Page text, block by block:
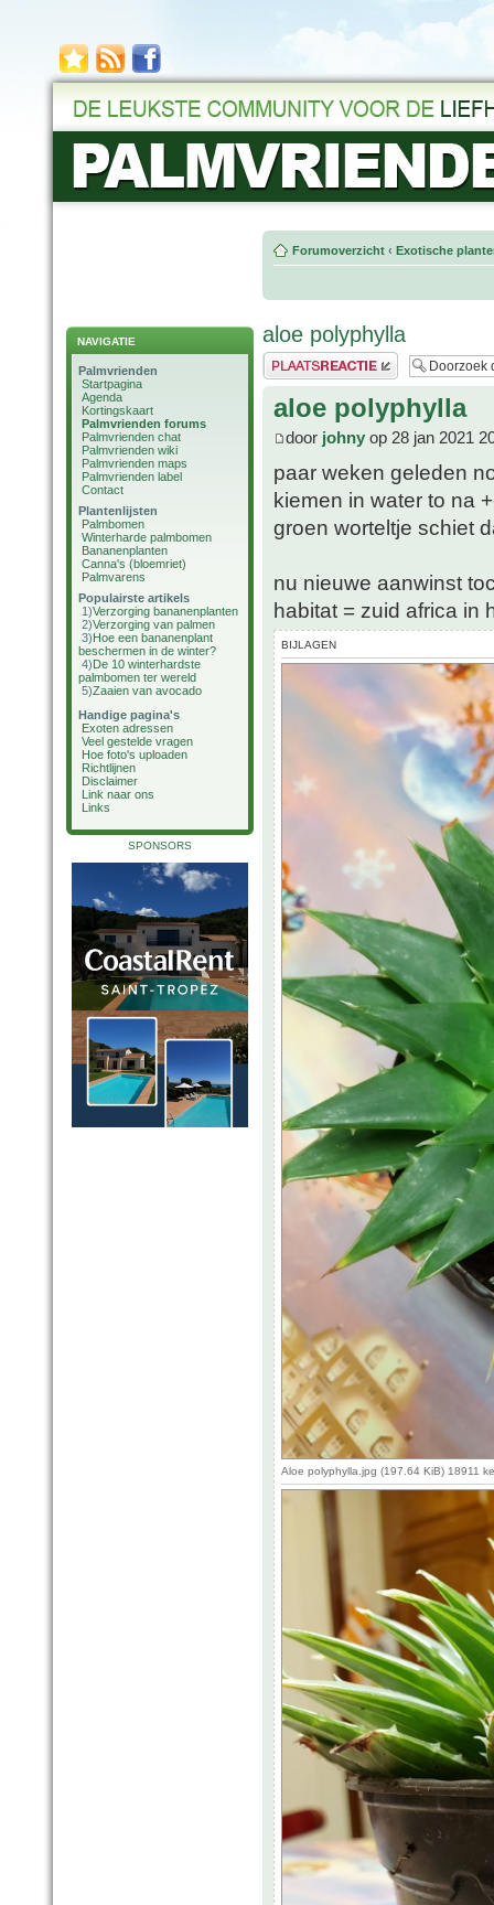
NAVIGATIE
Palmvrienden
Startpagina
Agenda
Kortingskaart
Palmvrienden forums
Palmvrienden chat
Palmvrienden wiki
Palmvrienden maps
Palmvrienden label
Contact
Plantenlijsten
Palmbomen
Winterharde palmbomen
Bananenplanten
Canna's (bloemriet)
Palmvarens
Populairste artikels
1)Verzorging bananenplanten
2)Verzorging van palmen
3)Hoe een bananenplant
beschermen in de winter?
4)De 10 winterhardste
palmbomen ter wereld
5)Zaaien van avocado
Handige pagina's
Exoten adressen
Veel gestelde vragen
Hoe foto's uploaden
Richtlijnen
Disclaimer
Link naar ons
Links
SPONSORS
Forumoverzicht ‹ Exotische
aloe polyphylla
Plaats een reactie
aloe polyphylla
door johny op 28 jan 2021
paar weken geleden
kiemen in water to na
groen worteltje schiet
nu nieuwe aanwinst
habitat = zuid africa in
BIJLAGEN
Aloe polyphylla.jpg (197.64 KiB) 18911